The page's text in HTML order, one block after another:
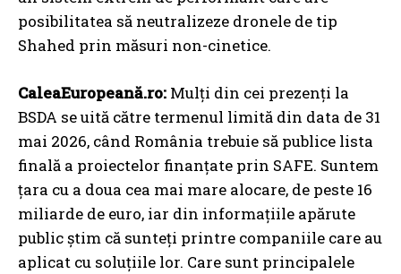
posibilitatea să neutralizeze dronele de tip
Shahed prin măsuri non-cinetice.
CaleaEuropeană.ro: Mulți din cei prezenți la
BSDA se uită către termenul limită din data de 31
mai 2026, când România trebuie să publice lista
finală a proiectelor finanțate prin SAFE. Suntem
țara cu a doua cea mai mare alocare, de peste 16
miliarde de euro, iar din informațiile apărute
public știm că sunteți printre companiile care au
aplicat cu soluțiile lor. Care sunt principalele